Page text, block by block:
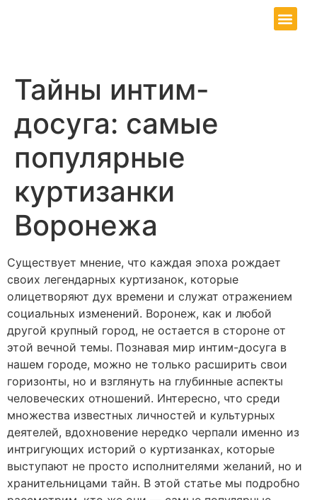
Тайны интим-
досуга: самые
популярные
куртизанки
Воронежа
Существует мнение, что каждая эпоха рождает
своих легендарных куртизанок, которые
олицетворяют дух времени и служат отражением
социальных изменений. Воронеж, как и любой
другой крупный город, не остается в стороне от
этой вечной темы. Познавая мир интим-досуга в
нашем городе, можно не только расширить свои
горизонты, но и взглянуть на глубинные аспекты
человеческих отношений. Интересно, что среди
множества известных личностей и культурных
деятелей, вдохновение нередко черпали именно из
интригующих историй о куртизанках, которые
выступают не просто исполнителями желаний, но и
хранительницами тайн. В этой статье мы подробно